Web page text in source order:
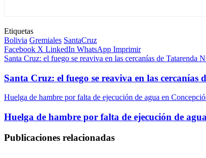
Etiquetas
Bolivia Gremiales SantaCruz
Facebook X LinkedIn WhatsApp Imprimir
Santa Cruz: el fuego se reaviva en las cercanías de Tatarenda
Santa Cruz: el fuego se reaviva en las cercanías
Huelga de hambre por falta de ejecución de agua en
Huelga de hambre por falta de ejecución de
Publicaciones relacionadas